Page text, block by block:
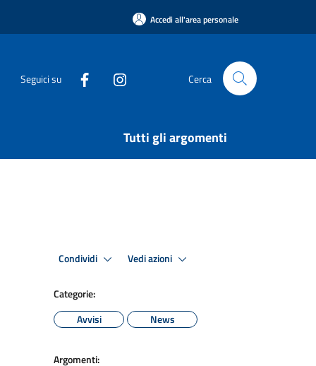
Accedi all'area personale
Seguici su Cerca
Tutti gli argomenti
Condividi Vedi azioni
Categorie:
Avvisi
News
Argomenti: